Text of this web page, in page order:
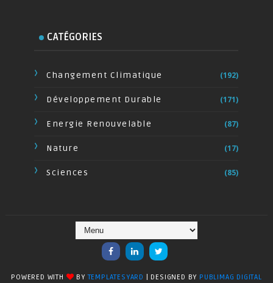
CATÉGORIES
Changement Climatique (192)
Développement Durable (171)
Energie Renouvelable (87)
Nature (17)
Sciences (85)
POWERED WITH BYTEMPLATESYARD | DESIGNED BY PUBLIMAG DIGITAL